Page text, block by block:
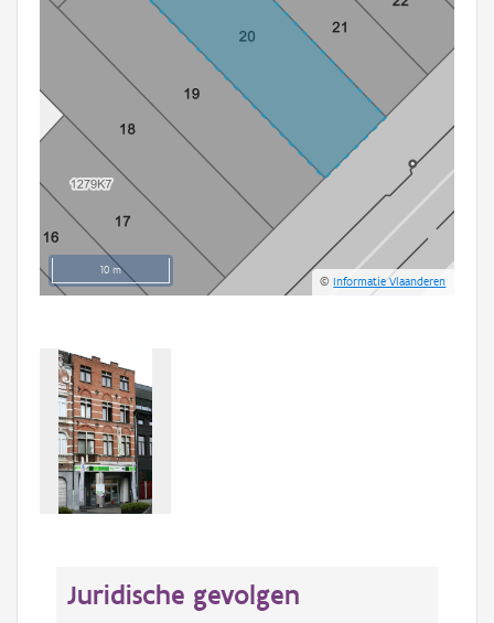
10 m
©Informatie Vlaanderen
Juridische gevolgen